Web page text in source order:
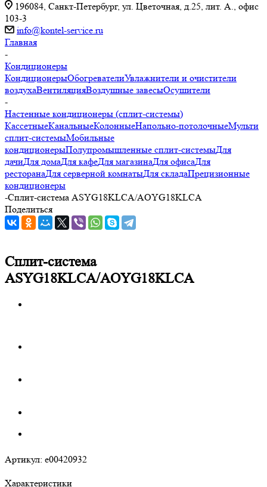
196084, Санкт-Петербург, ул. Цветочная, д.25, лит. А., офис
103-3
info@kontel-service.ru
Главная
-
Кондиционеры
КондиционерыОбогревателиУвлажнители и очистители
воздухаВентиляцияВоздушные завесыОсушители
-
Настенные кондиционеры (сплит-системы)
КассетныеКанальныеКолонныеНапольно-потолочныеМульти
сплит-системыМобильные
кондиционерыПолупромышленные сплит-системыДля
дачиДля домаДля кафеДля магазинаДля офисаДля
ресторанаДля серверной комнатыДля складаПрецизионные
кондиционеры
-Сплит-система ASYG18KLCA/AOYG18KLCA
Поделиться
Сплит-система
ASYG18KLCA/AOYG18KLCA
Артикул: e00420932
Характеристики